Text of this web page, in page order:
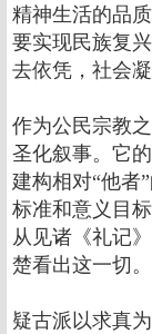
精神生活的品
要实现民族复
去依凭，社会凝
作为公民宗教
圣化叙事。它
建构相对“他者
标准和意义目
从见诸《礼记
楚看出这一切。
疑古派以求真